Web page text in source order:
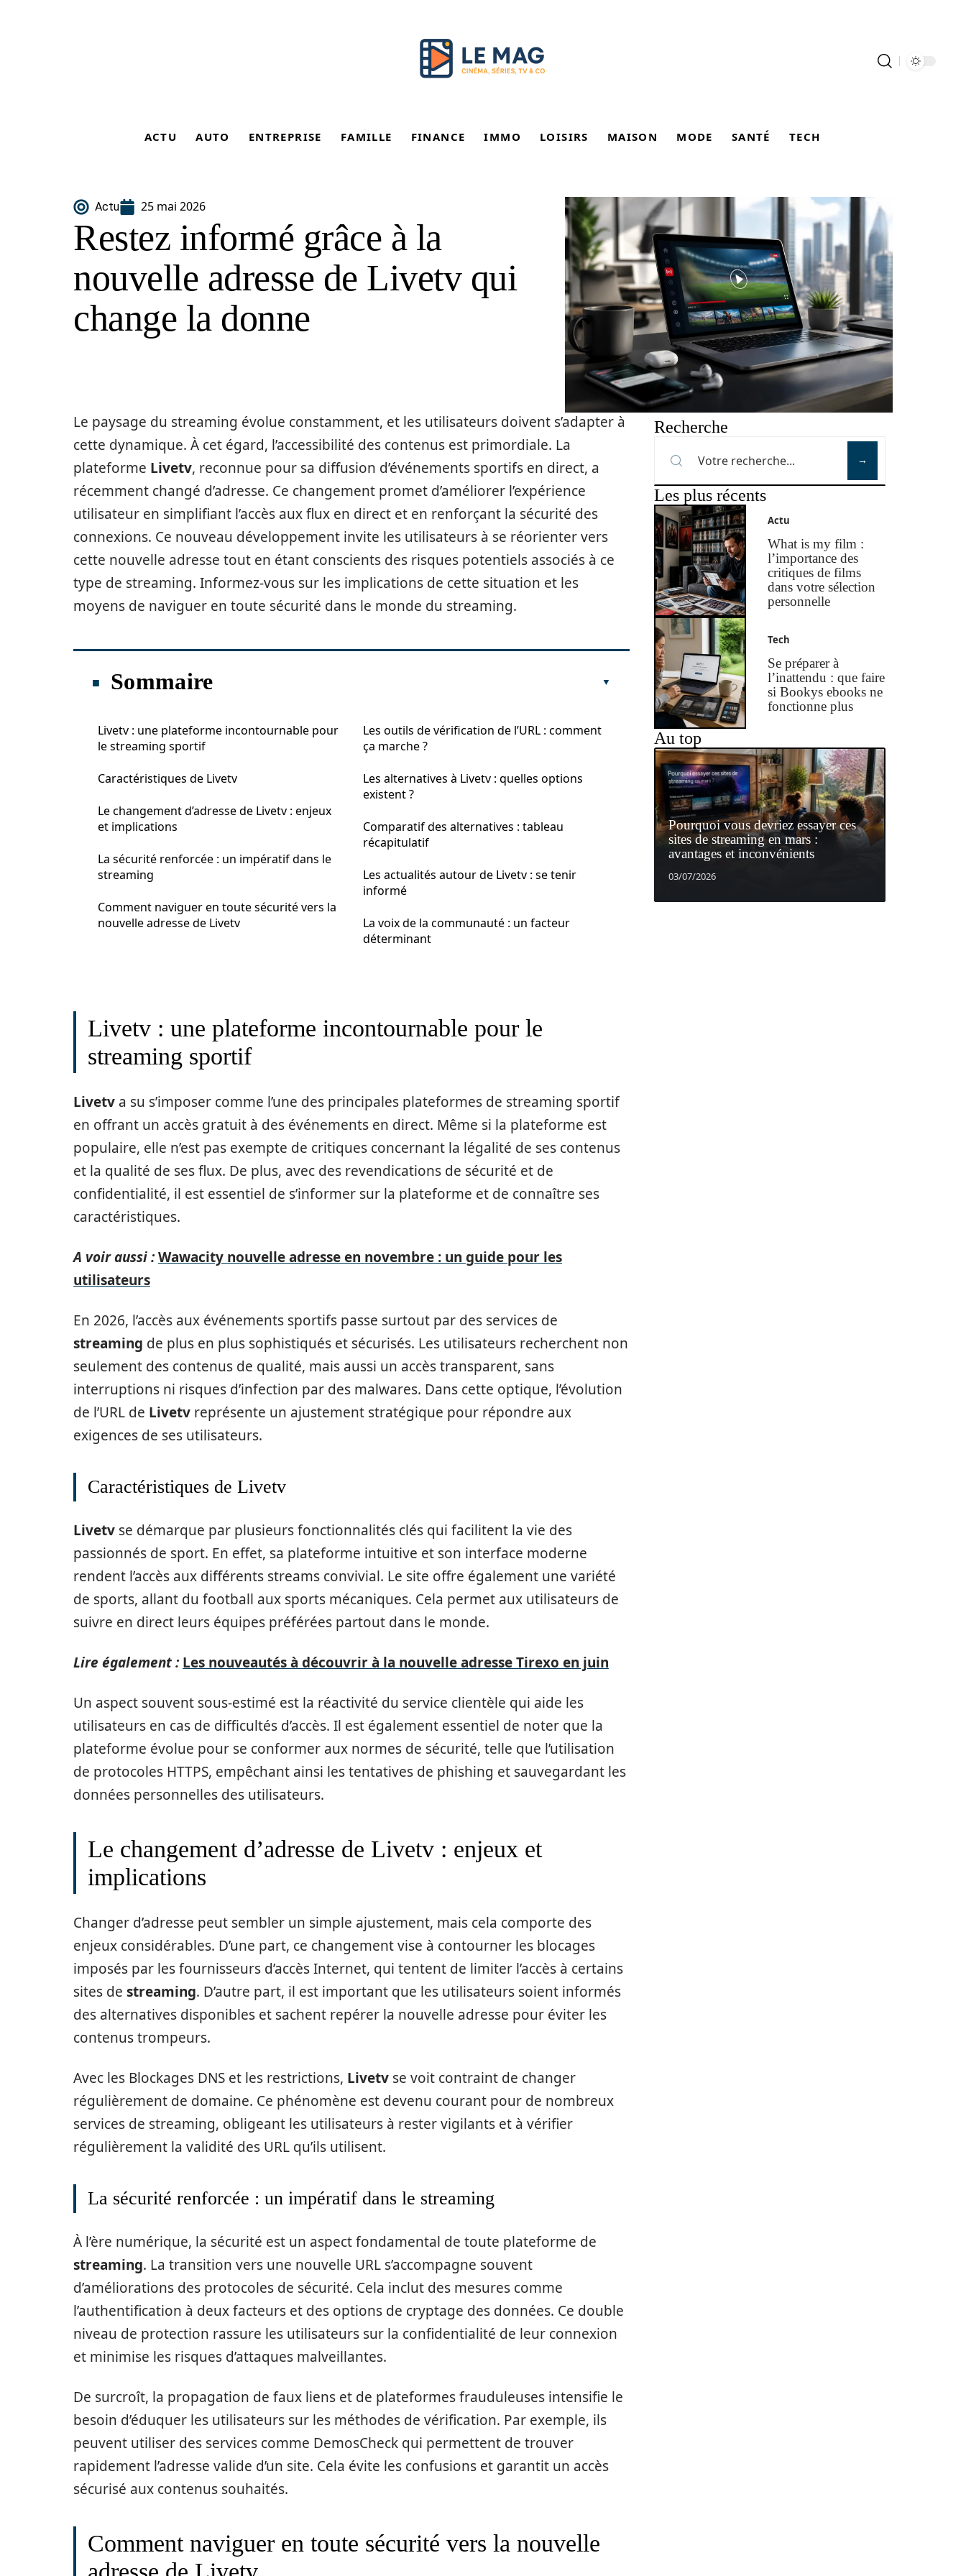
ACTU AUTO ENTREPRISE FAMILLE FINANCE IMMO LOISIRS MAISON MODE SANTÉ TECH
Actu 25 mai 2026
Restez informé grâce à la
nouvelle adresse de Livetv qui
change la donne
Le paysage du streaming évolue constamment, et les utilisateurs doivent s’adapter à
cette dynamique. À cet égard, l’accessibilité des contenus est primordiale. La
plateforme Livetv, reconnue pour sa diffusion d’événements sportifs en direct, a
récemment changé d’adresse. Ce changement promet d’améliorer l’expérience
utilisateur en simplifiant l’accès aux flux en direct et en renforçant la sécurité des
connexions. Ce nouveau développement invite les utilisateurs à se réorienter vers
cette nouvelle adresse tout en étant conscients des risques potentiels associés à ce
type de streaming. Informez-vous sur les implications de cette situation et les
moyens de naviguer en toute sécurité dans le monde du streaming.
Sommaire
Livetv : une plateforme incontournable pour
le streaming sportif
Caractéristiques de Livetv
Le changement d’adresse de Livetv : enjeux
et implications
La sécurité renforcée : un impératif dans le
streaming
Comment naviguer en toute sécurité vers la
nouvelle adresse de Livetv
Les outils de vérification de l’URL : comment
ça marche ?
Les alternatives à Livetv : quelles options
existent ?
Comparatif des alternatives : tableau
récapitulatif
Les actualités autour de Livetv : se tenir
informé
La voix de la communauté : un facteur
déterminant
Livetv : une plateforme incontournable pour le
streaming sportif
Livetv a su s’imposer comme l’une des principales plateformes de streaming sportif
en offrant un accès gratuit à des événements en direct. Même si la plateforme est
populaire, elle n’est pas exempte de critiques concernant la légalité de ses contenus
et la qualité de ses flux. De plus, avec des revendications de sécurité et de
confidentialité, il est essentiel de s’informer sur la plateforme et de connaître ses
caractéristiques.
A voir aussi :Wawacity nouvelle adresse en novembre : un guide pour les
utilisateurs
En 2026, l’accès aux événements sportifs passe surtout par des services de
streaming de plus en plus sophistiqués et sécurisés. Les utilisateurs recherchent non
seulement des contenus de qualité, mais aussi un accès transparent, sans
interruptions ni risques d’infection par des malwares. Dans cette optique, l’évolution
de l’URL de Livetv représente un ajustement stratégique pour répondre aux
exigences de ses utilisateurs.
Caractéristiques de Livetv
Livetv se démarque par plusieurs fonctionnalités clés qui facilitent la vie des
passionnés de sport. En effet, sa plateforme intuitive et son interface moderne
rendent l’accès aux différents streams convivial. Le site offre également une variété
de sports, allant du football aux sports mécaniques. Cela permet aux utilisateurs de
suivre en direct leurs équipes préférées partout dans le monde.
Lire également : Les nouveautés à découvrir à la nouvelle adresse Tirexo en juin
Un aspect souvent sous-estimé est la réactivité du service clientèle qui aide les
utilisateurs en cas de difficultés d’accès. Il est également essentiel de noter que la
plateforme évolue pour se conformer aux normes de sécurité, telle que l’utilisation
de protocoles HTTPS, empêchant ainsi les tentatives de phishing et sauvegardant les
données personnelles des utilisateurs.
Le changement d’adresse de Livetv : enjeux et
implications
Changer d’adresse peut sembler un simple ajustement, mais cela comporte des
enjeux considérables. D’une part, ce changement vise à contourner les blocages
imposés par les fournisseurs d’accès Internet, qui tentent de limiter l’accès à certains
sites de streaming. D’autre part, il est important que les utilisateurs soient informés
des alternatives disponibles et sachent repérer la nouvelle adresse pour éviter les
contenus trompeurs.
Avec les Blockages DNS et les restrictions, Livetv se voit contraint de changer
régulièrement de domaine. Ce phénomène est devenu courant pour de nombreux
services de streaming, obligeant les utilisateurs à rester vigilants et à vérifier
régulièrement la validité des URL qu’ils utilisent.
La sécurité renforcée : un impératif dans le streaming
À l’ère numérique, la sécurité est un aspect fondamental de toute plateforme de
streaming. La transition vers une nouvelle URL s’accompagne souvent
d’améliorations des protocoles de sécurité. Cela inclut des mesures comme
l’authentification à deux facteurs et des options de cryptage des données. Ce double
niveau de protection rassure les utilisateurs sur la confidentialité de leur connexion
et minimise les risques d’attaques malveillantes.
De surcroît, la propagation de faux liens et de plateformes frauduleuses intensifie le
besoin d’éduquer les utilisateurs sur les méthodes de vérification. Par exemple, ils
peuvent utiliser des services comme DemosCheck qui permettent de trouver
rapidement l’adresse valide d’un site. Cela évite les confusions et garantit un accès
sécurisé aux contenus souhaités.
Comment naviguer en toute sécurité vers la nouvelle
Recherche
Les plus récents
Actu
What is my film :
l’importance des
critiques de films
dans votre sélection
personnelle
Tech
Se préparer à
l’inattendu : que faire
si Bookys ebooks ne
fonctionne plus
Au top
Pourquoi vous devriez essayer ces
sites de streaming en mars :
avantages et inconvénients
03/07/2026